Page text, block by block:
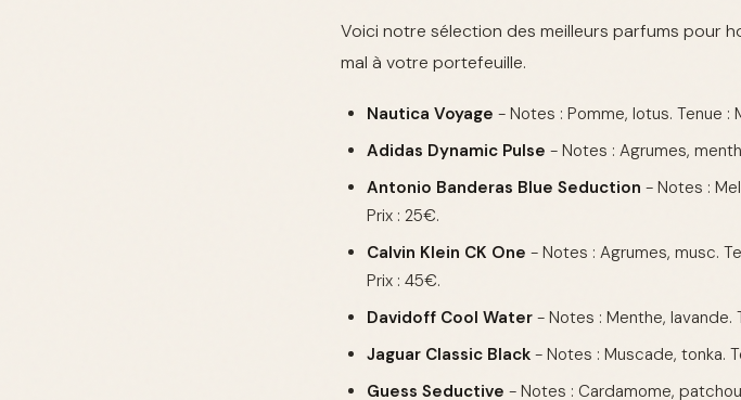
Voici notre sélection des meilleurs parfums pour
mal à votre portefeuille.
Nautica Voyage - Notes : Pomme, lotus. Tenue
Adidas Dynamic Pulse - Notes : Agrumes,
Antonio Banderas Blue Seduction - Notes :
Prix : 25€.
Calvin Klein CK One - Notes : Agrumes, musc.
Prix : 45€.
Davidoff Cool Water - Notes : Menthe, lavande.
Jaguar Classic Black - Notes : Muscade, tonka.
Guess Seductive - Notes : Cardamome,